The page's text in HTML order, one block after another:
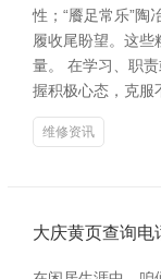
性；“餍足常乐”陶
履收尾盼望。这
量。 在学习、职
握积极心态，克服
维修资讯
大庆黄页查询电